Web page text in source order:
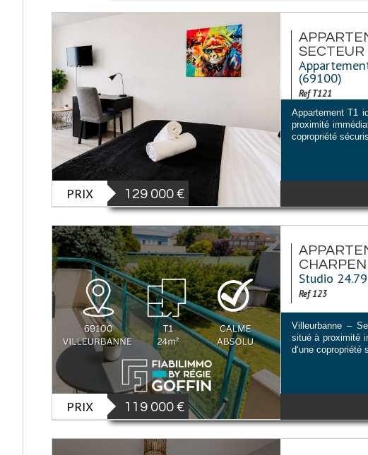
PRIX 129 000 €
SECTEUR
(69100)
Ref T121
Appartement T1
proximité
copropriété
PRIX 119 000 €
Studio
Ref 123
Villeurbanne –
situé à proximité
d’une copropriété